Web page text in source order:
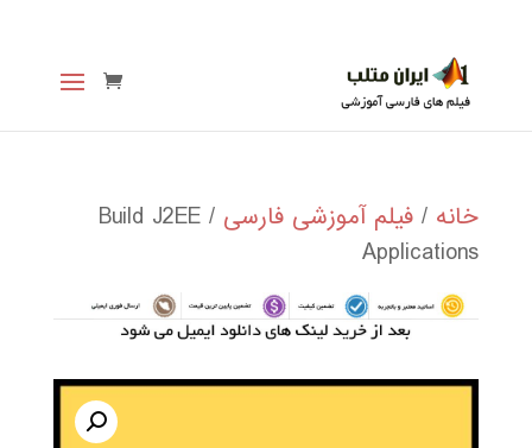
خانه / فیلم آموزشی فارسی
/ Build J2EE
Applications